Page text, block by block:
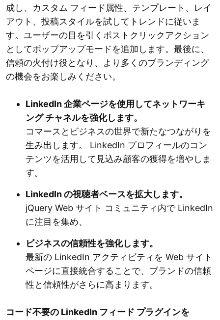
成し、カスタム フィード属性、テンプレート、レイ
アウト、投稿スタイルを試してトレンドに従いま
す。ユーザーの目を引くポストクリックアクション
としてポップアップモードを追加します。最後に、
信頼の火付け役となり、より多くのブランディング
の機会をお楽しみください。
LinkedIn 企業ページを使用してネットワーキ
ング チャネルを強化します。
コマースとビジネスの世界で新たなつながりを
生み出します。 LinkedIn プロフィールのコン
テンツを活用して見込み顧客の獲得を増やしま
す。
LinkedIn の視聴者ベースを拡大します。
jQuery Web サイト コミュニティ内で LinkedIn
に注目を集め、
ビジネスの信頼性を強化します。
最新の LinkedIn アクティビティを Web サイト
ページに直接統合することで、ブランドの信頼
性と信頼性がさらに高まります。
コード不要の LinkedIn フィード プラグインを